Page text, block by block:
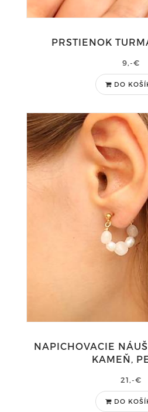
PRSTIENOK
9,-€
DO
NAPICHOVACIE
KAMEŇ,
21,-€
DO